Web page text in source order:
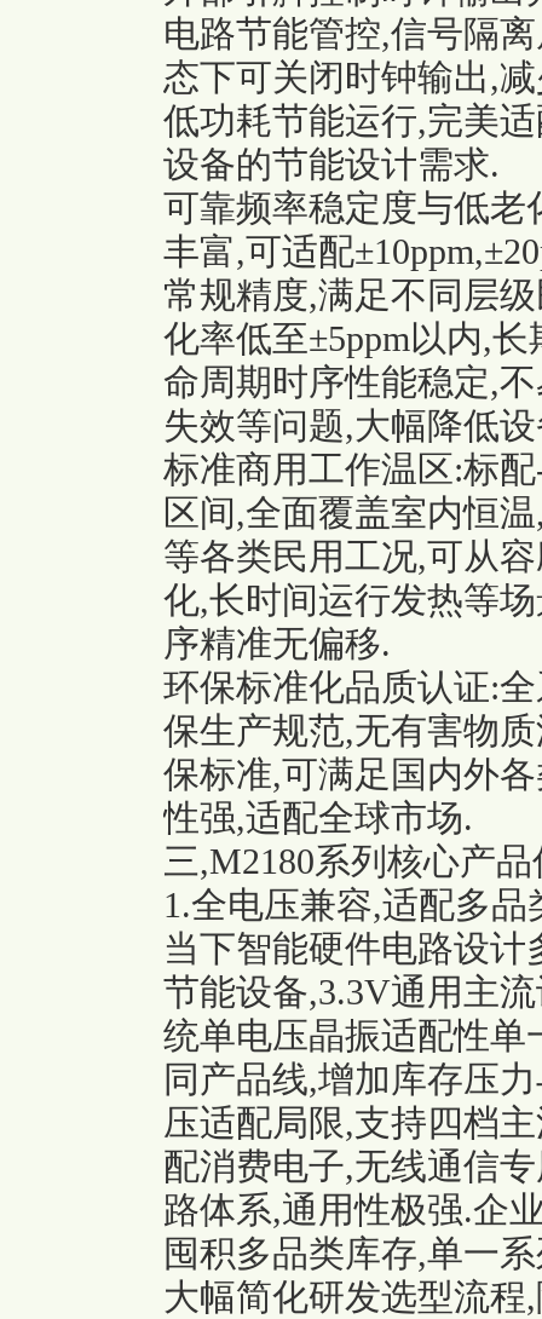
电路节能管控,信号隔
态下可关闭时钟输出,
低功耗节能运行,完美
设备的节能设计需求.
可靠频率稳定度与低
丰富,可适配
常规精度,满足不同层
化率低至±5ppm以内,
命周期时序性能稳定,
失效等问题,大幅降低
标准商用工作温区:标
区间,全面覆盖室内恒
等各类民用工况,可从
化,长时间运行发热等
序精准无偏移.
环保标准化品质认证:
保生产规范,无有害物
保标准,可满足国内外
性强,适配全球市场.
三,M2180系列核心产
1.全电压兼容,适配多
当下智能硬件电路设
节能设备,3.3V通用主
统单电压晶振适配性
同产品线,增加库存压
压适配局限,支持四档
配消费电子,无线通信
路体系,通用性极强.企
囤积多品类库存,单一
大幅简化研发选型流